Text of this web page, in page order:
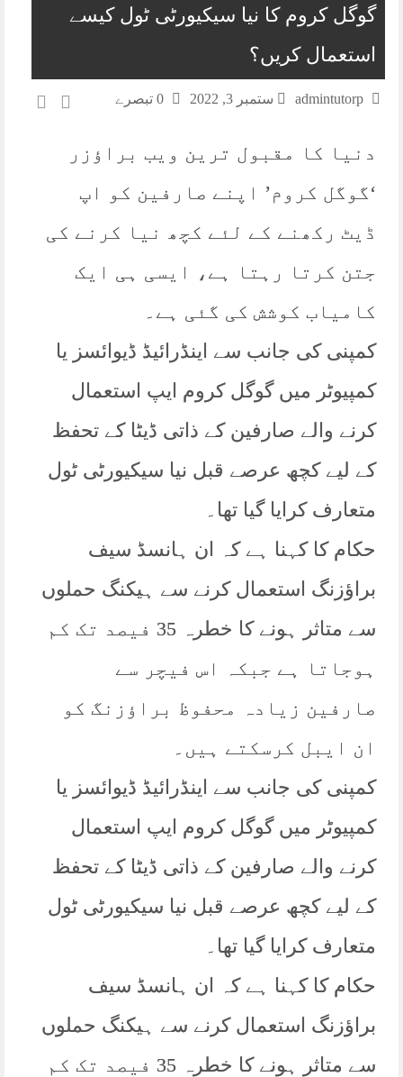
گوگل کروم کا نیا سیکیورٹی ٹول کیسے
استعمال کریں؟
admintutorp ستمبر 3, 2022
دنیا کا مقبول ترین ویب براؤزر
‘گوگل کروم’ اپنے صارفین کو اپ
ڈیٹ رکھنے کے لئے کچھ نیا کرنے کی
جتن کرتا رہتا ہے، ایسی ہی ایک
کامیاب کوشش کی گئی ہے۔
کمپنی کی جانب سے اینڈرائیڈ ڈیوائسز یا
کمپیوٹر میں گوگل کروم ایپ استعمال
کرنے والے صارفین کے ذاتی ڈیٹا کے تحفظ
کے لیے کچھ عرصے قبل نیا سیکیورٹی ٹول
متعارف کرایا گیا تھا۔
حکام کا کہنا ہے کہ ان ہانسڈ سیف
براؤزنگ استعمال کرنے سے ہیکنگ حملوں
سے متاثر ہونے کا خطرہ 35 فیصد تک کم
ہوجاتا ہے جبکہ اس فیچر سے
صارفین زیادہ محفوظ براؤزنگ کو
ان ایبل کرسکتے ہیں۔
کمپنی کی جانب سے اینڈرائیڈ ڈیوائسز یا
کمپیوٹر میں گوگل کروم ایپ استعمال
کرنے والے صارفین کے ذاتی ڈیٹا کے تحفظ
کے لیے کچھ عرصے قبل نیا سیکیورٹی ٹول
متعارف کرایا گیا تھا۔
حکام کا کہنا ہے کہ ان ہانسڈ سیف
براؤزنگ استعمال کرنے سے ہیکنگ حملوں
سے متاثر ہونے کا خطرہ 35 فیصد تک کم